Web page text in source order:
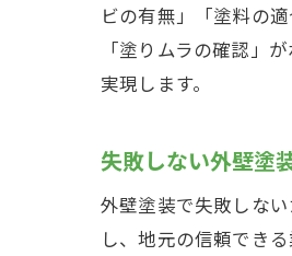
ビの有無」「塗料の
「塗りムラの確認」
実現します。
失敗しない外壁塗
外壁塗装で失敗しな
し、地元の信頼でき